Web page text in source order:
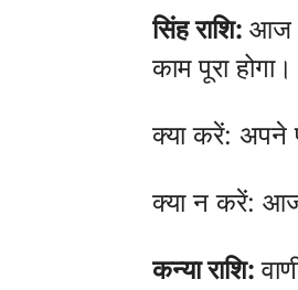
सिंह राशि: आज
काम पूरा
क्या करें: अपने
क्या न करें:
कन्या राशि: